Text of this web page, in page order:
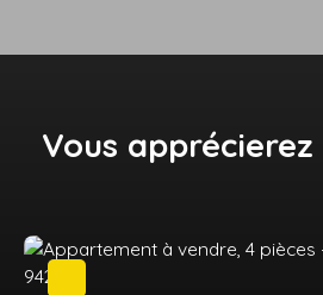
Vous apprécierez